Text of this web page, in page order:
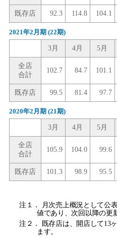
既存店 92.3 114.8 104.1
2021年2月期 (22期)
3月 4月 5月
全店
合計
102.7 84.7 101.1
既存店 99.5 81.4 97.7
2020年2月期 (21期)
3月 4月 5月
全店
合計
105.9 104.0 99.6
既存店 101.3 98.9 95.5
注１． 月次売上概況として公
値であり、次回以降の更
注２． 既存店は、開店して13
ます。